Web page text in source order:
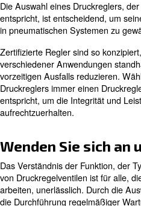
Beschädigte Teile
defekte Dichtung gefunden
umgehend.
Regelmäßige Wartung:
sicherzustellen, dass alle
Druckschwankungen
den Versorgungsdruckeffekt
bewältigen: